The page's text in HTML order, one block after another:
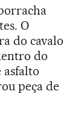
O
do cavalo
do
asfalto
peça de